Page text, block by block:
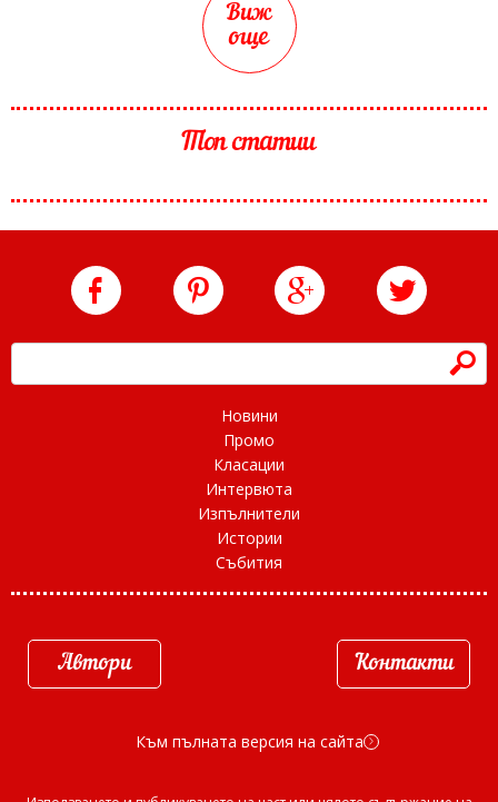
Виж
още
Топ статии
h
Новини
Промо
Класации
Интервюта
Изпълнители
Истории
Събития
Автори Контакти
Към пълната версия на сайта d